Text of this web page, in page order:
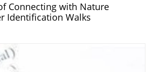
Connecting with Nature
Identification Walks